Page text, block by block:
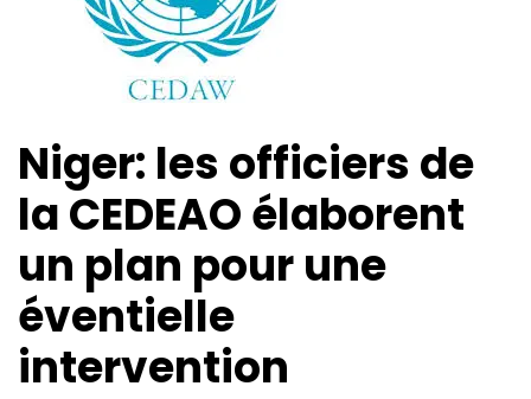
Niger: les officiers de
la CEDEAO élaborent
un plan pour une
éventielle
intervention